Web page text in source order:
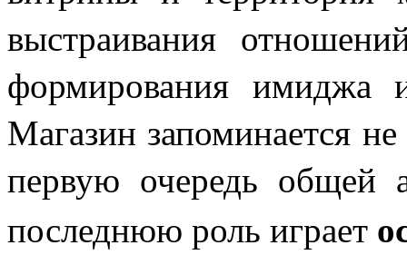
выстраивания
формирования имиджа
Магазин запоминается
первую очередь общей
последнюю роль играет